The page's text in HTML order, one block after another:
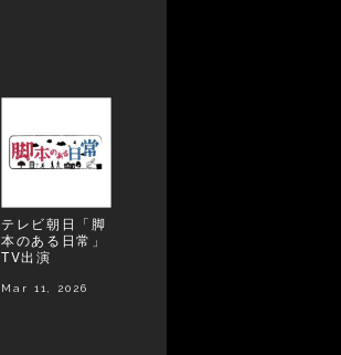
テレビ朝日「脚
本のある日常」
TV出演
Mar 11, 2026